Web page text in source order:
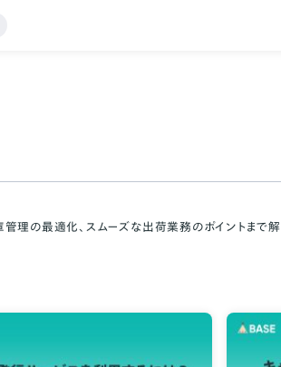
理の最適化、スムーズな出荷業務のポイントま